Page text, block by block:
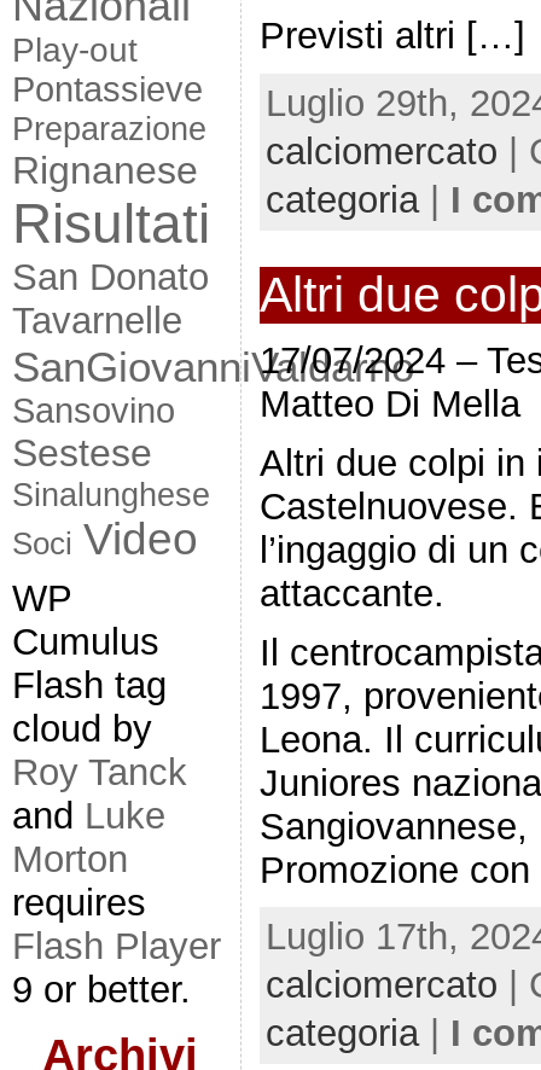
Play-out
Pontassieve
Preparazione
Rignanese
Risultati
San Donato
Tavarnelle
SanGiovanniValdarno
Sansovino
Sestese
Sinalunghese
Soci Video
WP
Cumulus
Flash tag
cloud by
Roy Tanck
and Luke
Morton
requires
Flash Player
9 or better.
Archivi
Previsti altri […]
Luglio 29th,
calciomercato |
categoria| I
Altri due
17/07/2024 –
Matteo Di Mella
Altri due colpi in
Castelnuovese.
l’ingaggio di un
attaccante.
Il
1997,
Leona. Il
Juniores
Promozione
Luglio 17th,
calciomercato |
categoria| I